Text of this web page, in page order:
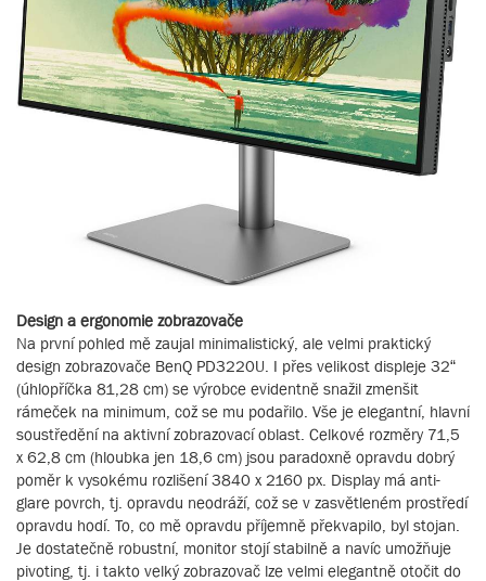
Design a ergonomie zobrazovače
Na první pohled mě zaujal minimalistický, ale velmi praktický
design zobrazovače BenQ PD3220U. I přes velikost displeje 32“
(úhlopříčka 81,28 cm) se výrobce evidentně snažil zmenšit
rámeček na minimum, což se mu podařilo. Vše je elegantní, hlavní
soustředění na aktivní zobrazovací oblast. Celkové rozměry 71,5
x 62,8 cm (hloubka jen 18,6 cm) jsou paradoxně opravdu dobrý
poměr k vysokému rozlišení 3840 x 2160 px. Display má anti-
glare povrch, tj. opravdu neodráží, což se v zasvětleném prostředí
opravdu hodí. To, co mě opravdu příjemně překvapilo, byl stojan.
Je dostatečně robustní, monitor stojí stabilně a navíc umožňuje
pivoting, tj. i takto velký zobrazovač lze velmi elegantně otočit do